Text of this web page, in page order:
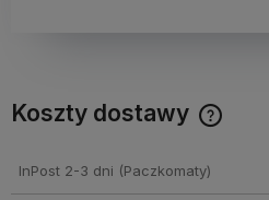
Koszty dostawy
InPost 2-3 dni (Paczkomaty)